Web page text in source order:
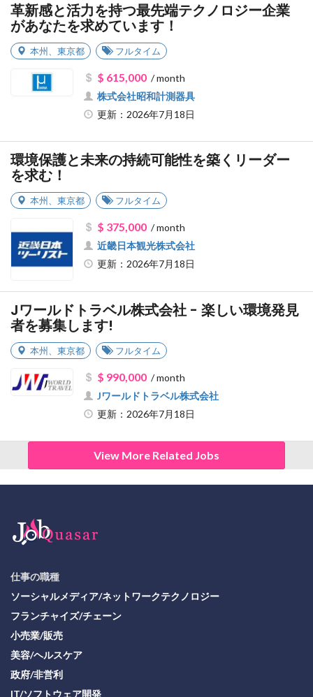
革新感と活力を持つ最先端テクノロジー企業
があなたを求めています！
本州 東京都 フルタイム
$ 615,000/ month
株式会社昭和計測器具
更新：2026年7月18日
環境保護と未来の持続可能性を築くリーダー
を求む！
本州 東京都 フルタイム
$ 375,000/ month
近畿日本観光株式会社
更新：2026年7月18日
Jワールドトラベル株式会社 - 楽しい環境発見
者を募集します!
本州 東京都 フルタイム
$ 990,000/ month
Jワールドトラベル株式会社
更新：2026年7月18日
View More Related Jobs
仕事の職種
ソーシャルメディア/ネットワークテクノロジー
フランチャイズ/チェーン
小売業/販売
美容/ヘルスケア
政府/非営利
IT/ソフトウェア開発